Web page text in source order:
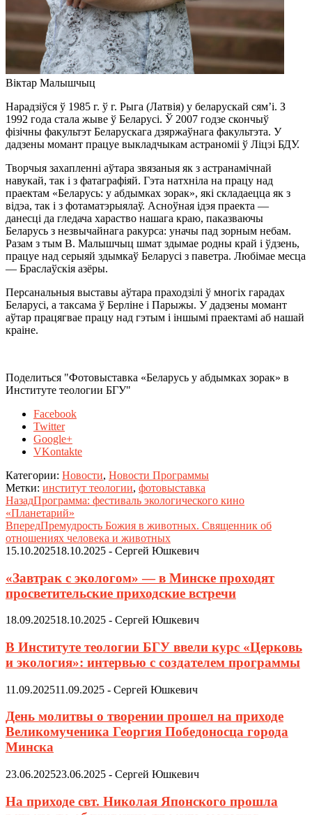
Віктар Малышчыц
Нарадзіўся ў 1985 г. ў г. Рыга (Латвія) у беларускай сям’і. З
1992 года стала жыве ў Беларусі. Ў 2007 годзе скончыў
фізічны факультэт Беларускага дзяржаўнага факультэта. У
дадзены момант працуе выкладчыкам астраноміі ў Ліцэі БДУ.
Творчыя захапленні аўтара звязаныя як з астранамічнай
навукай, так і з фатаграфіяй. Гэта натхніла на працу над
праектам «Беларусь: у абдымках зорак», які складаецца як з
відэа, так і з фотаматэрыялаў. Асноўная ідэя праекта —
данесці да гледача хараство нашага краю, паказваючы
Беларусь з незвычайнага ракурса: уначы пад зорным небам.
Разам з тым В. Малышчыц шмат здымае родны край і ўдзень,
працуе над серыяй здымкаў Беларусі з паветра. Любімае месца
— Браслаўскія азёры.
Персанальныя выставы аўтара праходзілі ў многіх гарадах
Беларусі, а таксама ў Берліне і Парыжы. У дадзены момант
аўтар працягвае працу над гэтым і іншымі праектамі аб нашай
краіне.
Поделиться "Фотовыставка «Беларусь у абдымках зорак» в
Институте теологии БГУ"
Facebook
Twitter
Google+
VKontakte
Категории: Новости, Новости Программы
Метки: институт теологии, фотовыставка
НазадПрограмма: фестиваль экологического кино
«Планетарий»
ВпередПремудрость Божия в животных. Священник об
отношениях человека и животных
15.10.202518.10.2025 - Сергей Юшкевич
«Завтрак с экологом» — в Минске проходят
просветительские приходские встречи
18.09.202518.10.2025 - Сергей Юшкевич
В Институте теологии БГУ ввели курс «Церковь
и экология»: интервью с создателем программы
11.09.202511.09.2025 - Сергей Юшкевич
День молитвы о творении прошел на приходе
Великомученика Георгия Победоносца города
Минска
23.06.202523.06.2025 - Сергей Юшкевич
На приходе свт. Николая Японского прошла